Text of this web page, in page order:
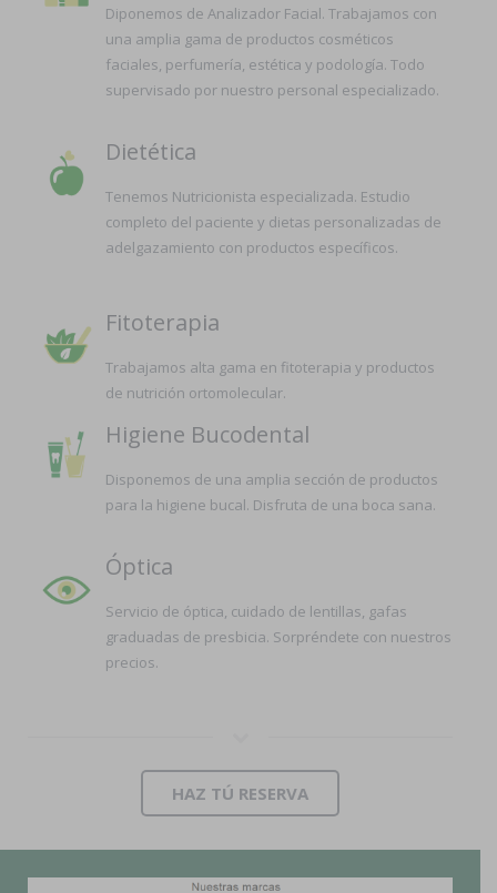
Diponemos de Analizador Facial. Trabajamos con
una amplia gama de productos cosméticos
faciales, perfumería, estética y podología. Todo
supervisado por nuestro personal especializado.
Dietética
Tenemos Nutricionista especializada. Estudio
completo del paciente y dietas personalizadas de
adelgazamiento con productos específicos.
Fitoterapia
Trabajamos alta gama en fitoterapia y productos
de nutrición ortomolecular.
Higiene Bucodental
Disponemos de una amplia sección de productos
para la higiene bucal. Disfruta de una boca sana.
Óptica
Servicio de óptica, cuidado de lentillas, gafas
graduadas de presbicia. Sorpréndete con nuestros
precios.
HAZ TÚ RESERVA